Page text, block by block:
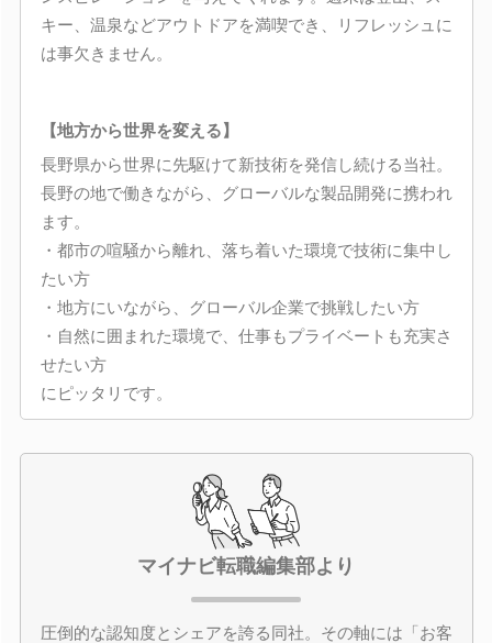
キー、温泉などアウトドアを満喫でき、リフレッシュに
は事欠きません。
【地方から世界を変える】
長野県から世界に先駆けて新技術を発信し続ける当社。
長野の地で働きながら、グローバルな製品開発に携われ
ます。
・都市の喧騒から離れ、落ち着いた環境で技術に集中し
たい方
・地方にいながら、グローバル企業で挑戦したい方
・自然に囲まれた環境で、仕事もプライベートも充実さ
せたい方
にピッタリです。
マイナビ転職編集部より
圧倒的な認知度とシェアを誇る同社。その軸には「お客